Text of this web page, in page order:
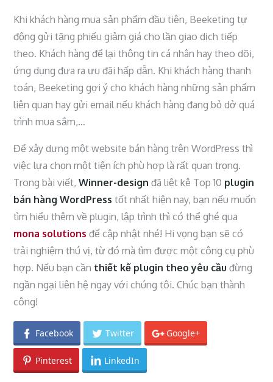
Khi khách hàng mua sản phẩm đầu tiên, Beeketing tự
động gửi tặng phiếu giảm giá cho lần giao dịch tiếp
theo. Khách hàng để lại thông tin cá nhân hay theo dõi,
ứng dụng đưa ra ưu đãi hấp dẫn. Khi khách hàng thanh
toán, Beeketing gợi ý cho khách hàng những sản phẩm
liên quan hay gửi email nếu khách hàng đang bỏ dở quá
trình mua sắm,…
Để xây dựng một website bán hàng trên WordPress thì
việc lựa chọn một tiện ích phù hợp là rất quan trọng.
Trong bài viết,Winner-design đã liệt kê Top 10 plugin
bán hàng WordPress tốt nhất hiện nay, bạn nếu muốn
tìm hiểu thêm về plugin, lập trình thì có thể ghé qua
mona solutions để cập nhật nhé! Hi vọng bạn sẽ có
trải nghiệm thú vị, từ đó mà tìm được một công cụ phù
hợp. Nếu bạn cần thiết kế plugin theo yêu cầu đừng
ngần ngại liên hệ ngay với chúng tôi. Chúc bạn thành
công!
Facebook Twitter Google+
Pinterest LinkedIn